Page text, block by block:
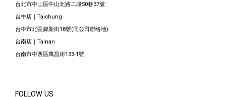
台北市中山區中山北路二段50巷37號
台中店｜Taichung
台中市北區錦新街18號(同公司聯络地)
台南店｜Tainan
台南市中西區萬昌街133-1號
FOLLOW US